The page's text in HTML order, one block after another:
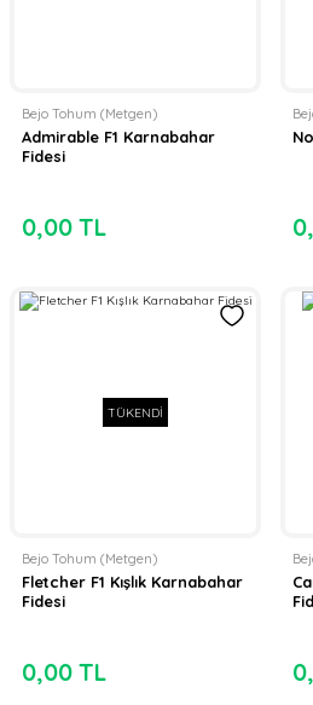
Bejo Tohum (Metgen)
Admirable F1 Karnabahar
Fidesi
0,00 TL
TÜKENDİ
Bejo Tohum (Metgen)
Fletcher F1 Kışlık Karnabahar
Fidesi
0,00 TL